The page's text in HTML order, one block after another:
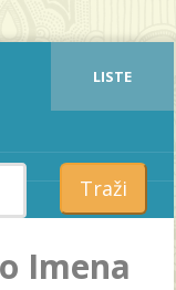
LISTE
Traži
Imena